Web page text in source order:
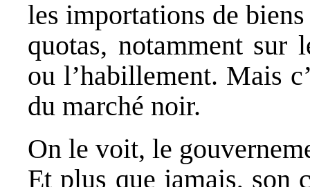
les importations de
quotas, notamment sur
ou l’habillement. Mais
du marché noir.
On le voit, le
Et plus que jamais, son